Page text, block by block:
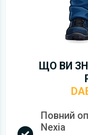
ЩО ВИ
Повний
Nexia